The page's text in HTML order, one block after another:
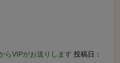
らVIPがお送りします 投稿日：